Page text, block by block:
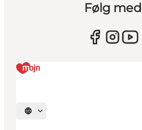
Følg med
Vælg sprog